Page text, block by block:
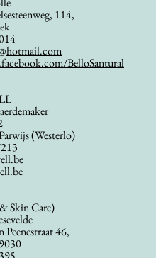
114,
BelloSantural
(Westerlo)
Skin Care)
46,